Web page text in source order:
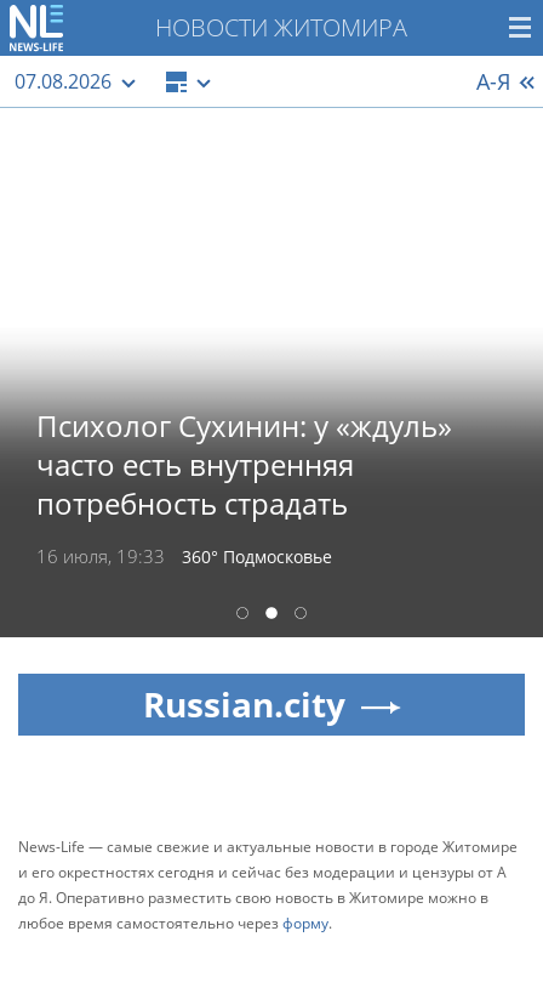
НОВОСТИ ЖИТОМИРА
07.08.2026 А-Я
Психолог Сухинин: у «ждуль»
часто есть внутренняя
потребность страдать
16 июля, 19:33 360° Подмосковье
1 2 3
Russian.city
News-Life — самые свежие и актуальные новости в городе Житомире
и его окрестностях сегодня и сейчас без модерации и цензуры от А
до Я. Оперативно разместить свою новость в Житомире можно в
любое время самостоятельно черезформу.